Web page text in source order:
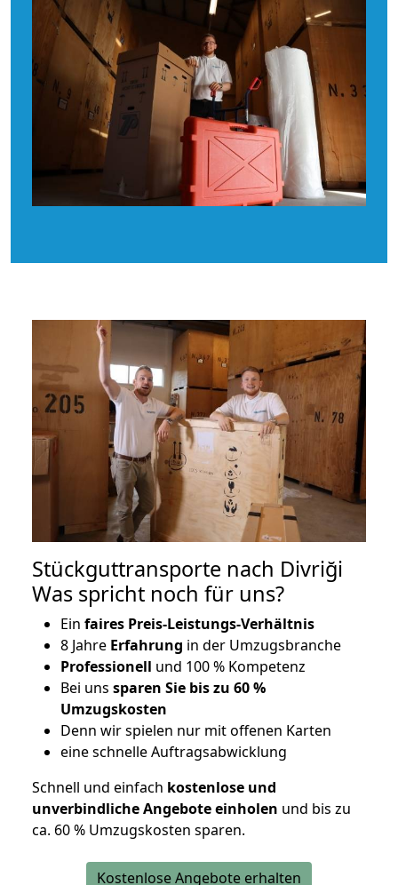
Stückguttransporte nach Divriği
Was spricht noch für uns?
Ein faires Preis-Leistungs-Verhältnis
8 Jahre Erfahrung in der Umzugsbranche
Professionell und 100 % Kompetenz
Bei uns sparen Sie bis zu 60 %
Umzugskosten
Denn wir spielen nur mit offenen Karten
eine schnelle Auftragsabwicklung
Schnell und einfach kostenlose und
unverbindliche Angebote einholen und bis zu
ca. 60 % Umzugskosten sparen.
Kostenlose Angebote erhalten